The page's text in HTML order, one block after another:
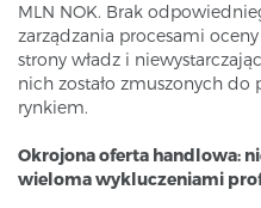
MLN NOK. Brak
zarządzania procesami
strony władz i
nich zostało zmuszonych do
rynkiem.
Okrojonaoferta handlowa:
wieloma wykluczeniami